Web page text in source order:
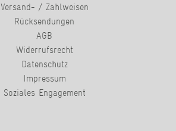
Versand- / Zahlweisen
Rücksendungen
AGB
Widerrufsrecht
Datenschutz
Impressum
Soziales Engagement